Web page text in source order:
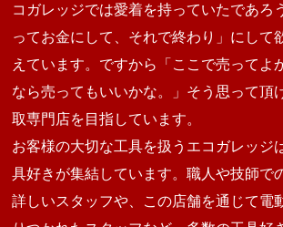
コガレッジでは愛着を持っていたであろ
ってお金にして、それで終わり」にして
えています。ですから「ここで売ってよ
なら売ってもいいかな。」そう思って頂
取専門店を目指しています。
お客様の大切な工具を扱うエコガレッジ
具好きが集結しています。職人や技師で
詳しいスタッフや、この店舗を通じて電